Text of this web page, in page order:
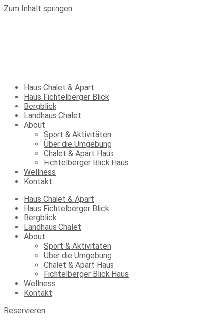
Zum Inhalt springen
Haus Chalet & Apart
Haus Fichtelberger Blick
Bergblick
Landhaus Chalet
About
Sport & Aktivitäten
Über die Umgebung
Chalet & Apart Haus
Fichtelberger Blick Haus
Wellness
Kontakt
Haus Chalet & Apart
Haus Fichtelberger Blick
Bergblick
Landhaus Chalet
About
Sport & Aktivitäten
Über die Umgebung
Chalet & Apart Haus
Fichtelberger Blick Haus
Wellness
Kontakt
Reservieren